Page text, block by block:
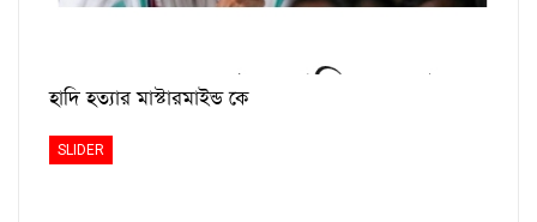
হাদি হত্যার মাস্টারমাইন্ড কে
SLIDER